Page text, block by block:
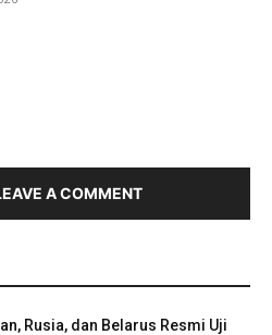
A COMMENT
Rusia, dan Belarus Resmi Uji